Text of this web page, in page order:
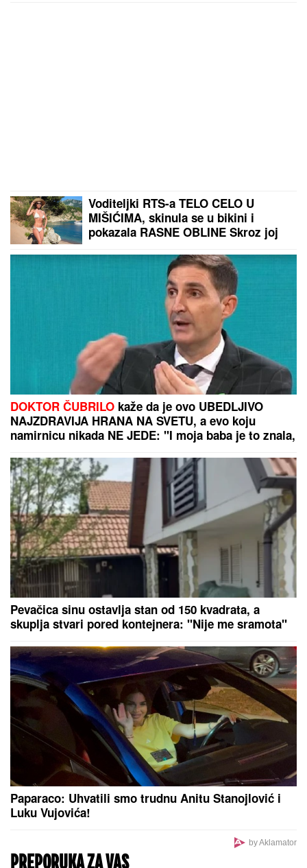
Voditeljki RTS-a TELO CELO U
MIŠIĆIMA, skinula se u bikini i
pokazala RASNE OBLINE Skroz joj
napravile dar-mar
DOKTOR ČUBRILO kaže da je ovo UBEDLJIVO
NAJZDRAVIJA HRANA NA SVETU, a evo koju
namirnicu nikada NE JEDE: "I moja baba je to znala,
Pevačica sinu ostavlja stan od 150 kvadrata, a
skuplja stvari pored kontejnera: "Nije me sramota"
Paparaco: Uhvatili smo trudnu Anitu Stanojlović i
Luku Vujovića!
by Aklamator